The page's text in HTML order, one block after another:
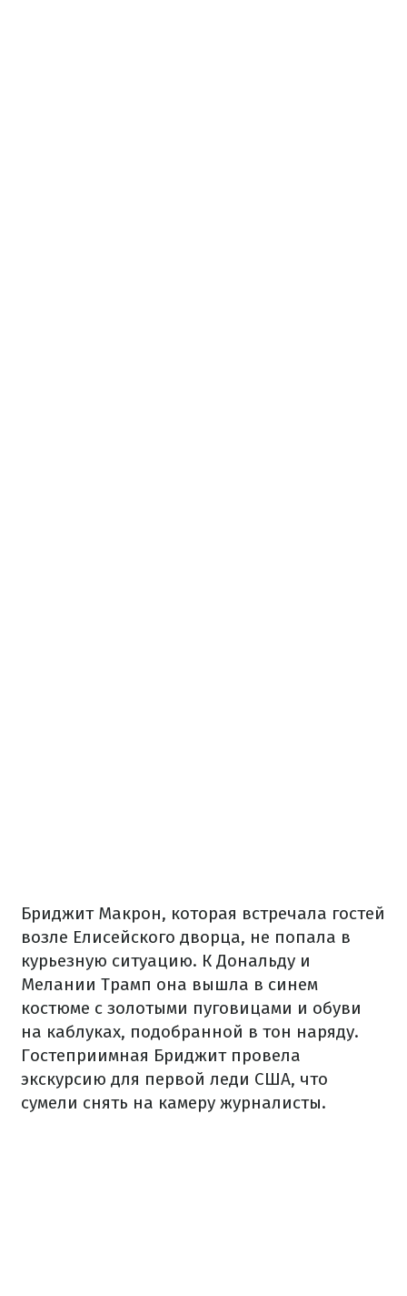
Бриджит Макрон, которая встречала гостей
возле Елисейского дворца, не попала в
курьезную ситуацию. К Дональду и
Мелании Трамп она вышла в синем
костюме с золотыми пуговицами и обуви
на каблуках, подобранной в тон наряду.
Гостеприимная Бриджит провела
экскурсию для первой леди США, что
сумели снять на камеру журналисты.